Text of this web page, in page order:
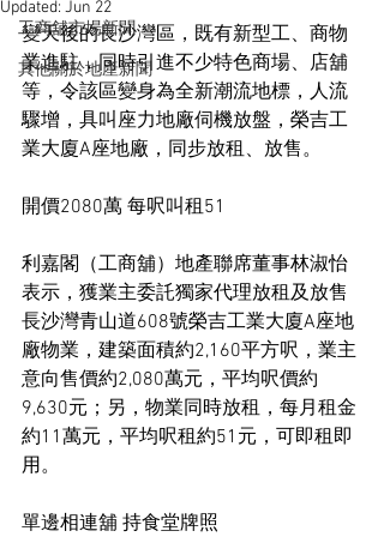
工商舖市場新聞
其他關於地產新聞
Updated: Jun 22
變天後的長沙灣區，既有新型工、商物
業進駐，同時引進不少特色商場、店舖
等，令該區變身為全新潮流地標，人流
驟增，具叫座力地廠伺機放盤，榮吉工
業大廈A座地廠，同步放租、放售。
開價2080萬 每呎叫租51
利嘉閣（工商舖）地產聯席董事林淑怡
表示，獲業主委託獨家代理放租及放售
長沙灣青山道608號榮吉工業大廈A座地
廠物業，建築面積約2,160平方呎，業主
意向售價約2,080萬元，平均呎價約
9,630元；另，物業同時放租，每月租金
約11萬元，平均呎租約51元，可即租即
用。
單邊相連舖 持食堂牌照